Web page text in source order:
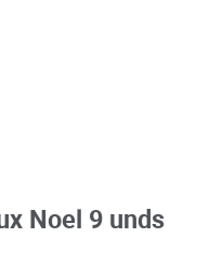
Noel 9 unds